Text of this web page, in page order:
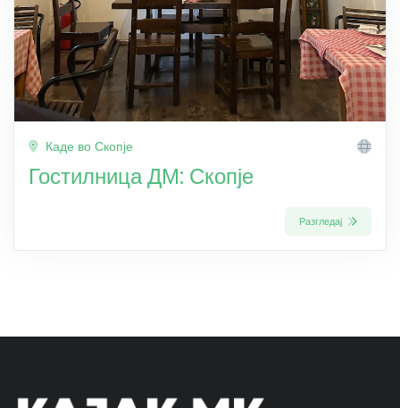
Каде во Скопје
Гостилница ДМ: Скопје
Разгледај